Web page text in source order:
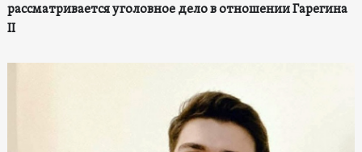
рассматривается уголовное дело в отношении Гарегина
II